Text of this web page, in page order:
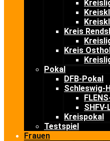
Kreis
Kreis
Pokal
DFB-Pokal
Schleswig-
Kreispokal
Testspiel
Frauen